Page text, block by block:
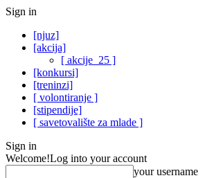
Sign in
[njuz]
[akcija]
[ akcije_25 ]
[konkursi]
[treninzi]
[ volontiranje ]
[stipendije]
[ savetovalište za mlade ]
Sign in
Welcome!Log into your account
your username